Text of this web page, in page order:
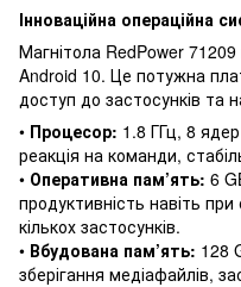
Інноваційна операційна
Магнітола RedPower
Android 10. Це потужна
доступ до застосунків та
• Процесор: 1.8 ГГц, 8
реакція на команди,
• Оперативна пам’ять: 6
продуктивність навіть
кількох застосунків.
• Вбудована пам’ять: 128
зберігання медіафайлів,